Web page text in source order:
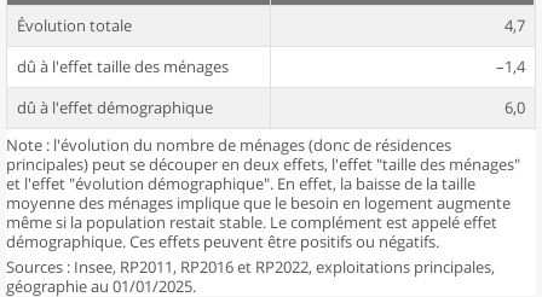
Évolution totale
4,7
dû à l'effet taille des ménages
–1,4
dû à l'effet démographique
6,0
Note : l'évolution du nombre de ménages (donc de résidences
principales) peut se découper en deux effets, l'effet "taille des ménages"
et l'effet "évolution démographique". En effet, la baisse de la taille
moyenne des ménages implique que le besoin en logement augmente
même si la population restait stable. Le complément est appelé effet
démographique. Ces effets peuvent être positifs ou négatifs.
Sources : Insee, RP2011, RP2016 et RP2022, exploitations principales,
géographie au 01/01/2025.